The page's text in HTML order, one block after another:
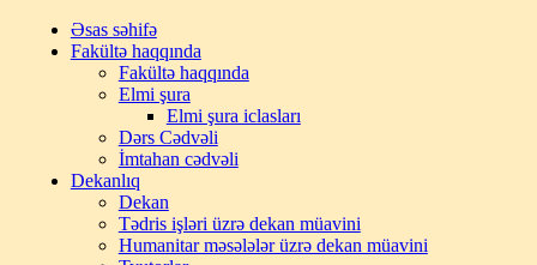
Əsas səhifə
Fakültə haqqında
Fakültə haqqında
Elmi şura
Elmi şura iclasları
Dərs Cədvəli
İmtahan cədvəli
Dekanlıq
Dekan
Tədris işləri üzrə dekan müavini
Humanitar məsələlər üzrə dekan müavini